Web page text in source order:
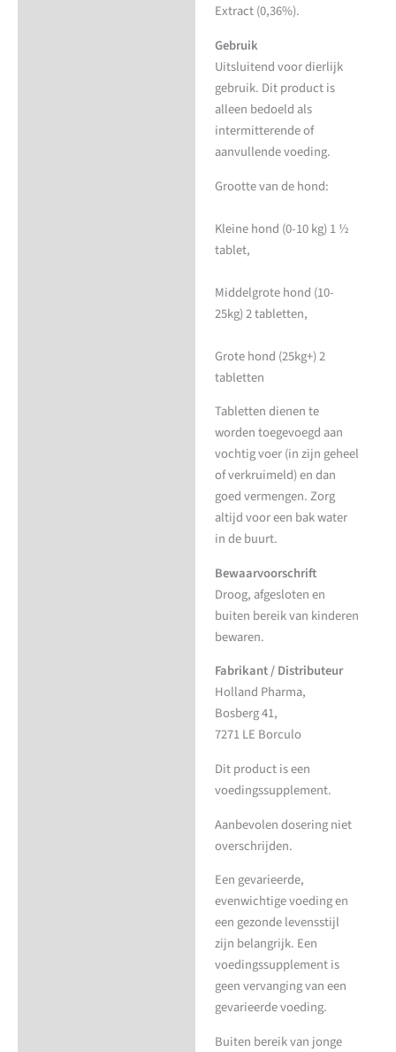
Extract (0,36%).
Gebruik
Uitsluitend voor dierlijk
gebruik. Dit product is
alleen bedoeld als
intermitterende of
aanvullende voeding.
Grootte van de hond:
Kleine hond (0-10 kg) 1 ½
tablet,
Middelgrote hond (10-
25kg) 2 tabletten,
Grote hond (25kg+) 2
tabletten
Tabletten dienen te
worden toegevoegd aan
vochtig voer (in zijn geheel
of verkruimeld) en dan
goed vermengen. Zorg
altijd voor een bak water
in de buurt.
Bewaarvoorschrift
Droog, afgesloten en
buiten bereik van kinderen
bewaren.
Fabrikant / Distributeur
Holland Pharma,
Bosberg 41,
7271 LE Borculo
Dit product is een
voedingssupplement.
Aanbevolen dosering niet
overschrijden.
Een gevarieerde,
evenwichtige voeding en
een gezonde levensstijl
zijn belangrijk. Een
voedingssupplement is
geen vervanging van een
gevarieerde voeding.
Buiten bereik van jonge